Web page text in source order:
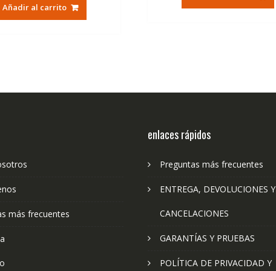
era:
es:
Añadir al carrito
era:
es:
más frecuentes
enlaces rápidos
Preguntas más frecuentes
ENTREGA, DEVOLUCIONES Y
CANCELACIONES
GARANTÍAS Y PRUEBAS
POLÍTICA DE PRIVACIDAD Y